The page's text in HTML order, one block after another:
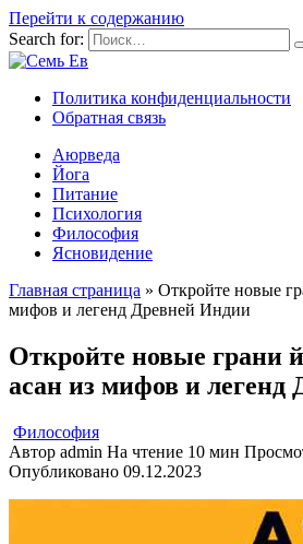
Перейти к содержанию
Search for:
Политика конфиденциальности
Обратная связь
Аюрведа
Йога
Питание
Психология
Философия
Ясновидение
Главная страница » Откройте новые
мифов и легенд Древней Индии
Откройте новые грани
асан из мифов и
Философия
Автор admin На чтение 10 мин
Опубликовано 09.12.2023